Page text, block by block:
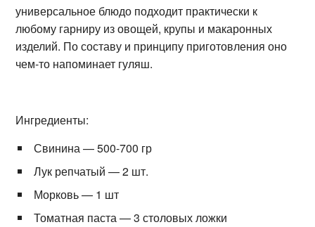
универсальное блюдо подходит практически к
любому гарниру из овощей, крупы и макаронных
изделий. По составу и принципу приготовления оно
чем-то напоминает гуляш.
Ингредиенты:
Свинина — 500-700 гр
Лук репчатый — 2 шт.
Морковь — 1 шт
Томатная паста — 3 столовых ложки